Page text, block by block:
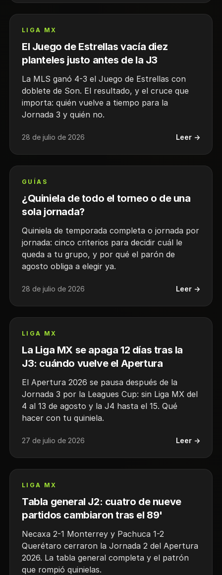
LIGA MX
El Juego de Estrellas vacía diez
planteles justo antes de la J3
La MLS ganó 4-3 el Juego de Estrellas con
doblete de Son. El resultado, y el cruce que
importa: quién vuelve a tiempo para la
Jornada 3 y quién no.
28 de julio de 2026 Leer →
GUÍAS
¿Quiniela de todo el torneo o de una
sola jornada?
Quiniela de temporada completa o jornada por
jornada: cinco criterios para decidir cuál le
queda a tu grupo, y por qué el parón de
agosto obliga a elegir ya.
28 de julio de 2026 Leer →
LIGA MX
La Liga MX se apaga 12 días tras la
J3: cuándo vuelve el Apertura
El Apertura 2026 se pausa después de la
Jornada 3 por la Leagues Cup: sin Liga MX del
4 al 13 de agosto y la J4 hasta el 15. Qué
hacer con tu quiniela.
27 de julio de 2026 Leer →
LIGA MX
Tabla general J2: cuatro de nueve
partidos cambiaron tras el 89'
Necaxa 2-1 Monterrey y Pachuca 1-2
Querétaro cerraron la Jornada 2 del Apertura
2026. La tabla general completa y el patrón
que rompió quinielas.